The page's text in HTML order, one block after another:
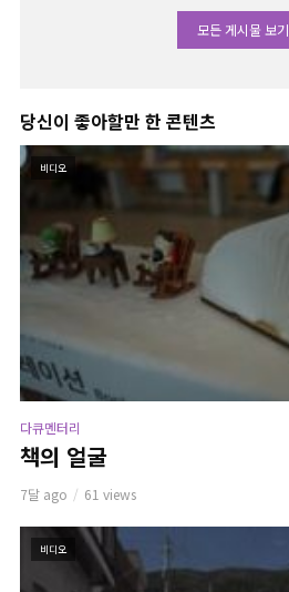
모든 게시물 보기
당신이 좋아할만 한 콘텐츠
비디오
다큐멘터리
책의 얼굴
7달 ago 61 views
비디오